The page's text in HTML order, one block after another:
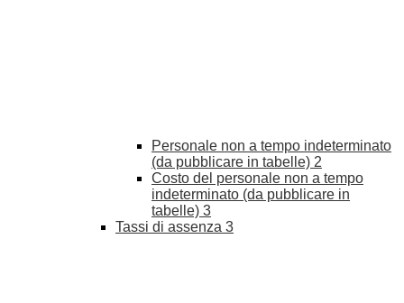
Personale non a tempo indeterminato
(da pubblicare in tabelle) 2
Costo del personale non a tempo
indeterminato (da pubblicare in
tabelle) 3
Tassi di assenza 3